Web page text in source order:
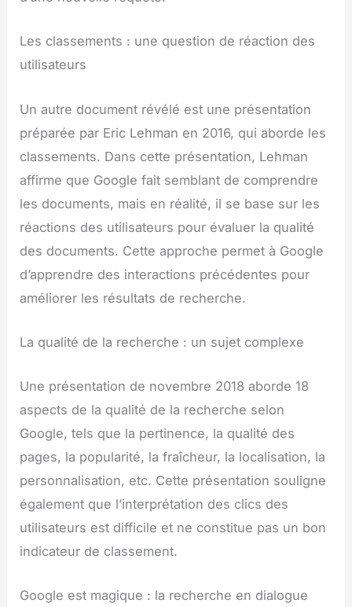
Les classements : une question de réaction des
utilisateurs
Un autre document révélé est une présentation
préparée par Eric Lehman en 2016, qui aborde les
classements. Dans cette présentation, Lehman
affirme que Google fait semblant de comprendre
les documents, mais en réalité, il se base sur les
réactions des utilisateurs pour évaluer la qualité
des documents. Cette approche permet à Google
d’apprendre des interactions précédentes pour
améliorer les résultats de recherche.
La qualité de la recherche : un sujet complexe
Une présentation de novembre 2018 aborde 18
aspects de la qualité de la recherche selon
Google, tels que la pertinence, la qualité des
pages, la popularité, la fraîcheur, la localisation, la
personnalisation, etc. Cette présentation souligne
également que l’interprétation des clics des
utilisateurs est difficile et ne constitue pas un bon
indicateur de classement.
Google est magique : la recherche en dialogue